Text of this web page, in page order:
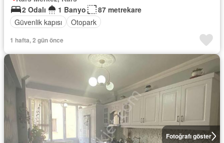
2 Odalı
1 Banyo
87 metrekare
Güvenlik kapısı
Otopark
1 hafta, 2 gün önce
Fotoğrafı göster